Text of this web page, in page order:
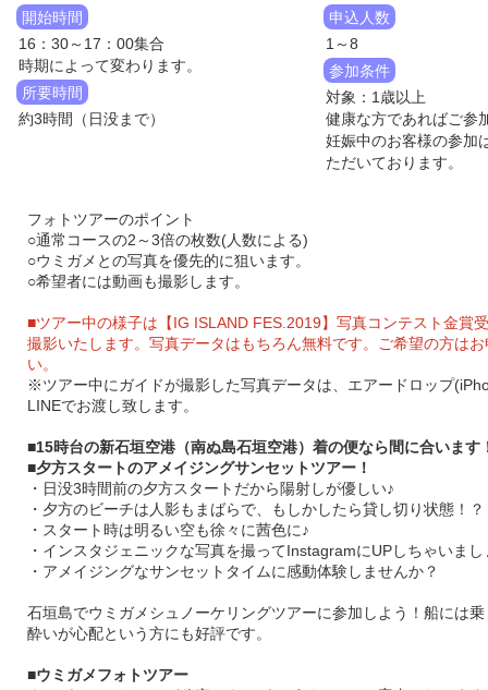
開始時間
16：30～17：00集合
時期によって変わります。
所要時間
約3時間（日没まで）
申込人数
1～8
参加条件
対象：1歳以上
健康な方であればご参
妊娠中のお客様の参加
ただいております。
フォトツアーのポイント
○通常コースの2～3倍の枚数(人数による)
○ウミガメとの写真を優先的に狙います。
○希望者には動画も撮影します。
■ツアー中の様子は【IG ISLAND FES.2019】写真コンテスト金賞
撮影いたします。写真データはもちろん無料です。ご希望の方は
い。
※ツアー中にガイドが撮影した写真データは、エアードロップ
LINEでお渡し致します。
■15時台の新石垣空港（南ぬ島石垣空港）着の便なら間に合います
■夕方スタートのアメイジングサンセットツアー！
・日没3時間前の夕方スタートだから陽射しが優しい♪
・夕方のビーチは人影もまばらで、もしかしたら貸し切り状態！？
・スタート時は明るい空も徐々に茜色に♪
・インスタジェニックな写真を撮ってInstagramにUPしちゃいまし
・アメイジングなサンセットタイムに感動体験しませんか？
石垣島でウミガメシュノーケリングツアーに参加しよう！船には
酔いが心配という方にも好評です。
■ウミガメフォトツアー